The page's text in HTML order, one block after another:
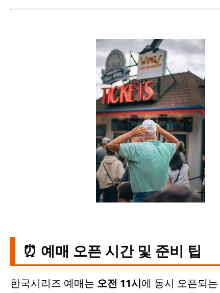
⏰ 예매 오픈 시간 및 준비 팁
한국시리즈 예매는 오전 11시에 동시 오픈되